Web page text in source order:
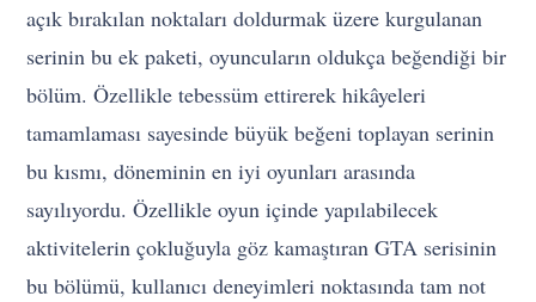
açık bırakılan noktaları doldurmak üzere kurgulanan
serinin bu ek paketi, oyuncuların oldukça beğendiği bir
bölüm. Özellikle tebessüm ettirerek hikâyeleri
tamamlaması sayesinde büyük beğeni toplayan serinin
bu kısmı, döneminin en iyi oyunları arasında
sayılıyordu. Özellikle oyun içinde yapılabilecek
aktivitelerin çokluğuyla göz kamaştıran GTA serisinin
bu bölümü, kullanıcı deneyimleri noktasında tam not